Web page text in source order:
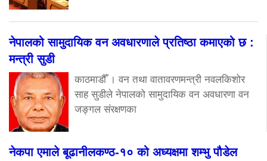
नेपालको सामुदायिक वन अवधारणाले प्रतिष्ठा कमाएको छ :
मन्त्री सुडी
काठमाडौँ । वन तथा वातावरणमन्त्री नवलकिशोर
साह सुडीले नेपालको सामुदायिक वन अवधारणा वन
जङ्गल संरक्षणका
नेकपा एमाले बूढानीलकण्ठ-१० को अध्यक्षमा शम्भु पौडेल